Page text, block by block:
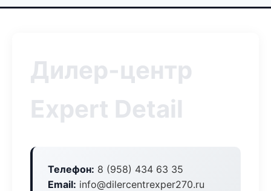
Дилер-центр
Expert Detail
Телефон: 8 (958) 434 63 35
Email: info@dilercentrexper270.ru